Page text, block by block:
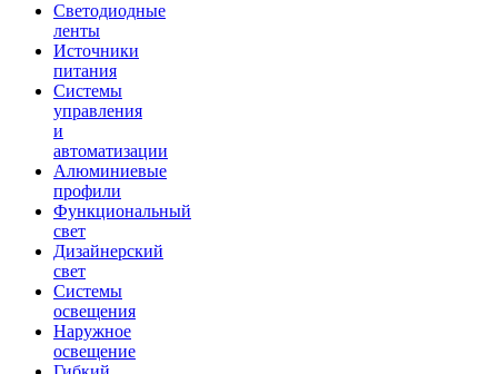
Светодиодные
ленты
Источники
питания
Системы
управления
и
автоматизации
Алюминиевые
профили
Функциональный
свет
Дизайнерский
свет
Системы
освещения
Наружное
освещение